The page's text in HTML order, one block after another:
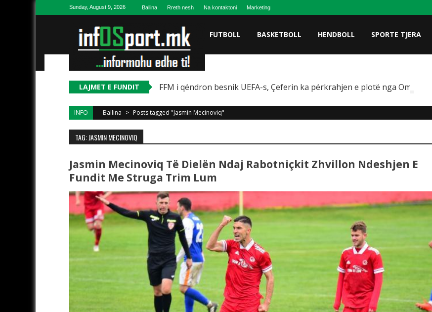
Skip to contentSunday, August 9, 2026 Ballina Rreth nesh Na kontaktoni Marketing
FUTBOLL BASKETBOLL HENDBOLL SPORTE TJERA
LAJMET E FUNDIT FFM i qëndron besnik UEFA-s, Çeferin ka përkrahjen e plotë nga Omeragiç
INFO Ballina > Posts tagged "Jasmin Mecinoviq"
TAG: JASMIN MECINOVIQ
Jasmin Mecinoviq Të Dielën Ndaj Rabotniçkit Zhvillon Ndeshjen E
Fundit Me Struga Trim Lum